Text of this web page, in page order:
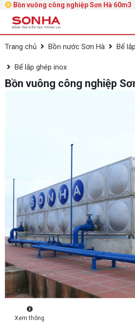
Bồn vuông công nghiệp Sơn Hà 60m3
Trang chủ Bồn nước Sơn Hà Bể
Bể lắp ghép inox
Bồn vuông công nghiệp
Xem thông